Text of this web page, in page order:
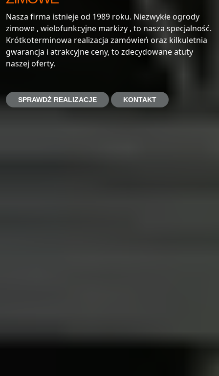
Nasza firma istnieje od 1989 roku. Niezwykłe ogrody
zimowe , wielofunkcyjne markizy , to nasza specjalność.
Krótkoterminowa realizacja zamówień oraz kilkuletnia
gwarancja i atrakcyjne ceny, to zdecydowane atuty
naszej oferty.
SPRAWDŹ REALIZACJE KONTAKT